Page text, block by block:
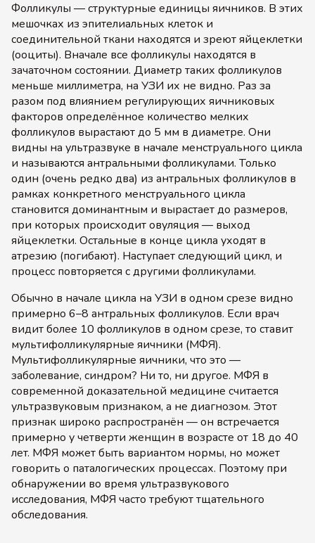
Фолликулы — структурные единицы яичников. В этих
мешочках из эпителиальных клеток и
соединительной ткани находятся и зреют яйцеклетки
(ооциты). Вначале все фолликулы находятся в
зачаточном состоянии. Диаметр таких фолликулов
меньше миллиметра, на УЗИ их не видно. Раз за
разом под влиянием регулирующих яичниковых
факторов определённое количество мелких
фолликулов вырастают до 5 мм в диаметре. Они
видны на ультразвуке в начале менструального цикла
и называются антральными фолликулами. Только
один (очень редко два) из антральных фолликулов в
рамках конкретного менструального цикла
становится доминантным и вырастает до размеров,
при которых происходит овуляция — выход
яйцеклетки. Остальные в конце цикла уходят в
атрезию (погибают). Наступает следующий цикл, и
процесс повторяется с другими фолликулами.
Обычно в начале цикла на УЗИ в одном срезе видно
примерно 6–8 антральных фолликулов. Если врач
видит более 10 фолликулов в одном срезе, то ставит
мультифолликулярные яичники (МФЯ).
Мультифолликулярные яичники, что это —
заболевание, синдром? Ни то, ни другое. МФЯ в
современной доказательной медицине считается
ультразвуковым признаком, а не диагнозом. Этот
признак широко распространён — он встречается
примерно у четверти женщин в возрасте от 18 до 40
лет. МФЯ может быть вариантом нормы, но может
говорить о паталогических процессах. Поэтому при
обнаружении во время ультразвукового
исследования, МФЯ часто требуют тщательного
обследования.